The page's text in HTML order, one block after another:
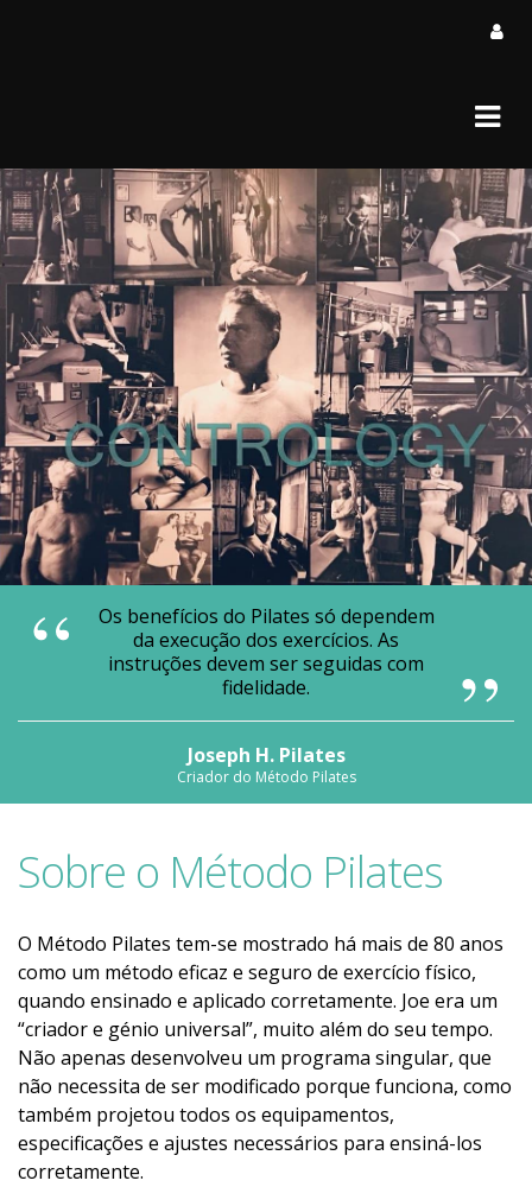
Os benefícios do Pilates só dependem
da execução dos exercícios. As
instruções devem ser seguidas com
fidelidade.
Joseph H. Pilates
Criador do Método Pilates
Sobre o Método Pilates
O Método Pilates tem-se mostrado há mais de 80 anos
como um método eficaz e seguro de exercício físico,
quando ensinado e aplicado corretamente. Joe era um
“criador e génio universal”, muito além do seu tempo.
Não apenas desenvolveu um programa singular, que
não necessita de ser modificado porque funciona, como
também projetou todos os equipamentos,
especificações e ajustes necessários para ensiná-los
corretamente.